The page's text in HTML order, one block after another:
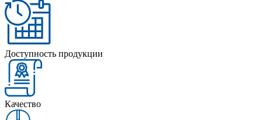
Доступность продукции
Качество